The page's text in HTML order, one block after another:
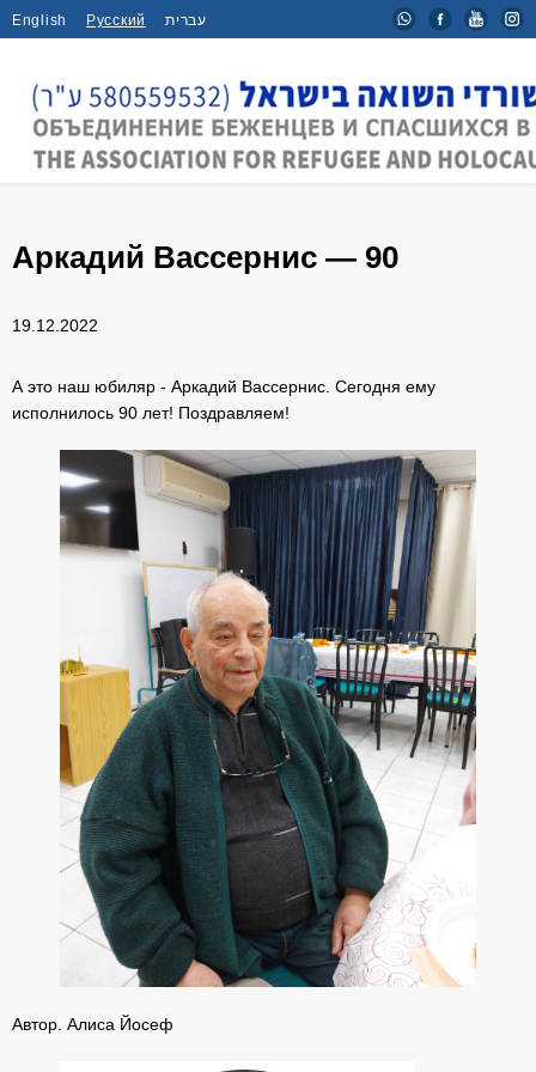
English Русский עברית
Главная / Мероприятия / Аркадий Вассернис — 90
Аркадий Вассернис — 90
19.12.2022
А это наш юбиляр - Аркадий Вассернис. Сегодня ему
исполнилось 90 лет! Поздравляем!
Автор. Алиса Йосеф